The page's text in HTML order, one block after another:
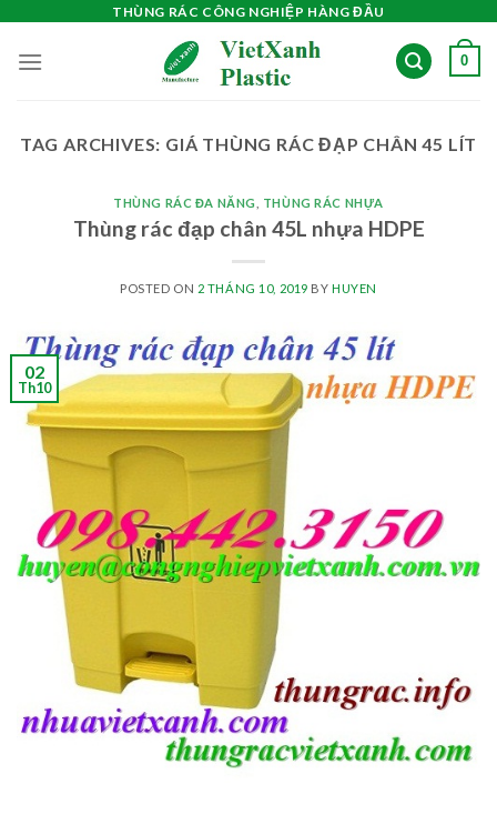
content
THÙNG RÁC CÔNG NGHIỆP HÀNG ĐẦU
0
TAG ARCHIVES: GIÁ THÙNG RÁC ĐẠP CHÂN 45 LÍT
THÙNG RÁC ĐA NĂNG THÙNG RÁC NHỰA
Thùng rác đạp chân 45L nhựa HDPE
POSTED ON 2 THÁNG 10, 2019 BY HUYEN
02
Th10